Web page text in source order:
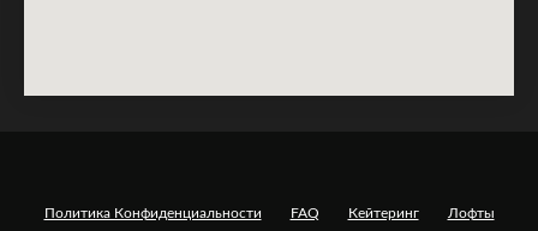
Политика Конфиденциальности FAQ Кейтеринг
Лофты